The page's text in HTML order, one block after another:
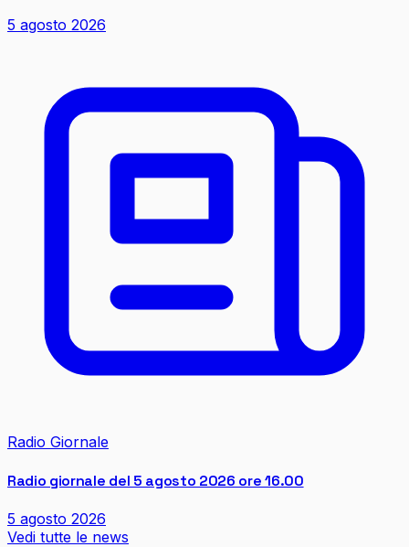
5 agosto 2026
Radio Giornale
Radio giornale del 5 agosto 2026 ore 16.00
5 agosto 2026
Vedi tutte le news